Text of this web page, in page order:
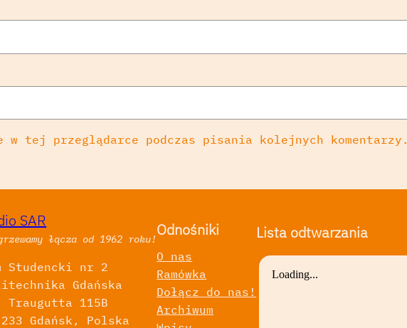
w tej przeglądarce podczas pisania kolejnych komentarzy.
SAR
łącza od 1962 roku!
Studencki nr 2
Gdańska
115B
Gdańsk, Polska
Odnośniki
O nas
Ramówka
Dołącz do nas!
Archiwum
Lista odtwarzania